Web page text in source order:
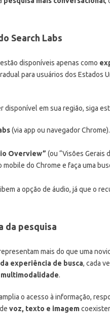
Search Labs
estão disponíveis apenas como
para usuários dos Estados
disponível em sua região, siga
(via app ou navegador Chrome).
Overview” (ou “Visões Gerais
do Chrome e faça uma
a opção de áudio, já que o
da pesquisa
mais do que uma
experiência de busca, cada
multimodalidade.
o acesso à informação,
voz, texto e imagem